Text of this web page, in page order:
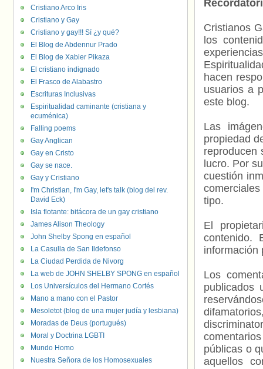
Cristianos
los
hacen
usuarios a
este blog.
Las
propiedad
reproducen
lucro. Por
cuestión
tipo.
El
contenido.
información
Los
publicados
públicas o
aquellos
Cristiano Arco Iris
Cristiano y Gay
Cristiano y gay!!! Sí ¿y qué?
El Blog de Abdennur Prado
El Blog de Xabier Pikaza
El cristiano indignado
El Frasco de Alabastro
Escrituras Inclusivas
Espiritualidad caminante (cristiana y
ecuménica)
Falling poems
Gay Anglican
Gay en Cristo
Gay se nace.
Gay y Cristiano
I'm Christian, I'm Gay, let's talk (blog del rev.
David Eck)
Isla flotante: bitácora de un gay cristiano
James Alison Theology
John Shelby Spong en español
La Casulla de San Ildefonso
La Ciudad Perdida de Nivorg
La web de JOHN SHELBY SPONG en español
Los Universículos del Hermano Cortés
Mano a mano con el Pastor
Mesoletot (blog de una mujer judía y lesbiana)
Moradas de Deus (portugués)
Moral y Doctrina LGBTI
Mundo Homo
Nuestra Señora de los Homosexuales